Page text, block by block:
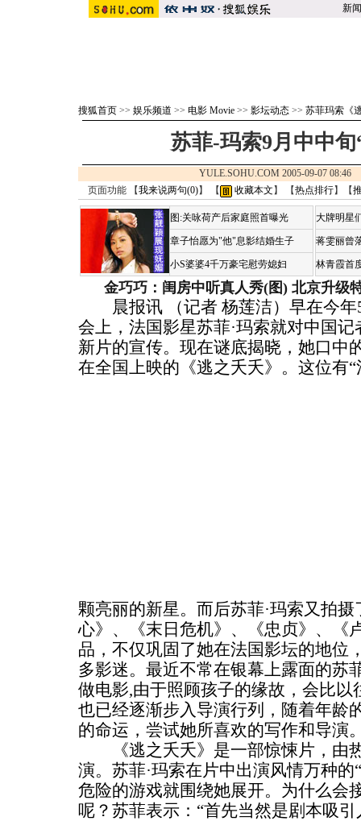
新闻
搜狐首页 >> 娱乐频道 >> 电影 Movie >> 影坛动态 >> 苏菲玛索《
苏菲-玛索9月中中
YULE.SOHU.COM 2005-09-07
页面功能 【我来说两句(0)】 【 收藏本文 】 【热点排行】【
图:关咏荷产后家庭照首曝光
章子怡愿为"他"息影结婚生子
小S婆婆4千万豪宅慰劳媳妇
大牌明星
蒋雯丽曾
林青霞首
金巧巧：闺房中听真人秀(图) 北京升级
晨报讯 （记者 杨莲洁）早在今年
会上，法国影星苏菲·玛索就对中国
新片的宣传。现在谜底揭晓，她口中
在全国上映的《逃之夭夭》。 这位有
颗亮丽的新星。而后苏菲·玛索又拍
心》、《末日危机》、《忠贞》、《
品，不仅巩固了她在法国影坛的地位
多影迷。最近不常在银幕上露面的苏
做电影,由于照顾孩子的缘故，会比以
也已经逐渐步入导演行列，随着年龄
的命运，尝试她所喜欢的写作和导演
《逃之夭夭》是一部惊悚片，由热
演。苏菲·玛索在片中出演风情万种的
危险的游戏就围绕她展开。为什么会
呢？苏菲表示：“首先当然是剧本吸